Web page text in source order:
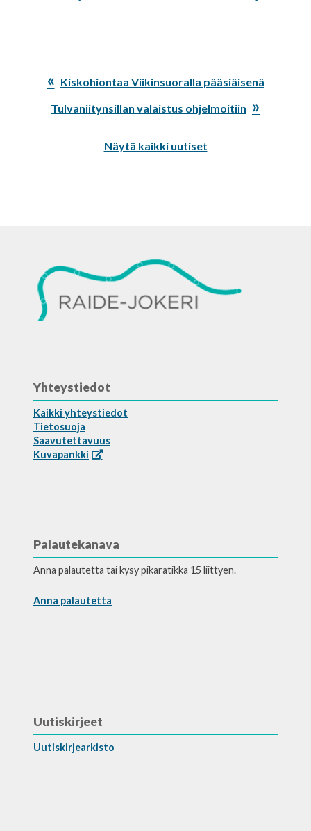
Edellinen
Kiskohiontaa Viikinsuoralla pääsiäisenä
Seuraava
Tulvaniitynsillan valaistus ohjelmoitiin
Näytä kaikki uutiset
Yhteystiedot
Kaikki yhteystiedot
Tietosuoja
Saavutettavuus
Kuvapankki
Palautekanava
Anna palautetta tai kysy pikaratikka 15 liittyen.
Anna palautetta
Uutiskirjeet
Uutiskirjearkisto